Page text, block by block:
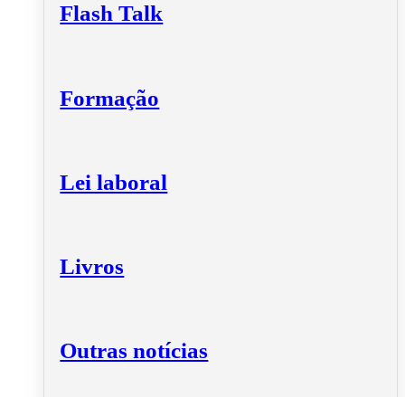
Flash Talk
Formação
Lei laboral
Livros
Outras notícias